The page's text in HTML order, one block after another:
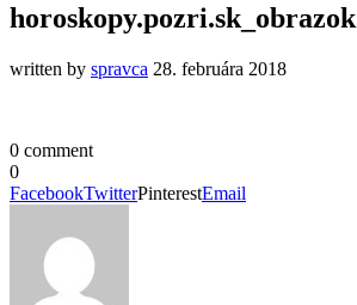
horoskopy.pozri.sk_obrazok
written by spravca 28. februára 2018
0 comment
0
FacebookTwitterPinterestEmail